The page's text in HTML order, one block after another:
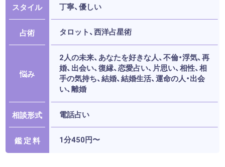
スタイル 丁寧、優しい
占術 タロット、西洋占星術
悩み
2人の未来、あなたを好きな人、不倫・浮気、再
婚、出会い、復縁、恋愛占い、片思い、相性、相
手の気持ち、結婚、結婚生活、運命の人・出会
い、離婚
相談形式 電話占い
鑑 定 料 1分450円〜